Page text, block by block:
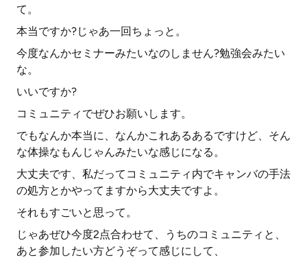
て。
本当ですか?じゃあ一回ちょっと。
今度なんかセミナーみたいなのしません?勉強会みたい
な。
いいですか?
コミュニティでぜひお願いします。
でもなんか本当に、なんかこれあるあるですけど、そん
な体操なもんじゃんみたいな感じになる。
大丈夫です、私だってコミュニティ内でキャンバの手法
の処方とかやってますから大丈夫ですよ。
それもすごいと思って。
じゃあぜひ今度2点合わせて、うちのコミュニティと、
あと参加したい方どうぞって感じにして、